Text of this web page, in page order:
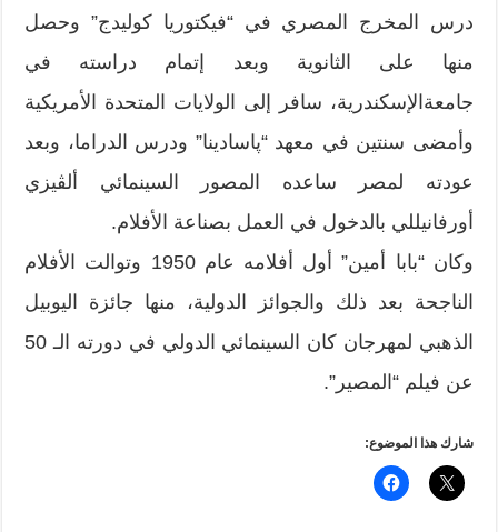
درس المخرج المصري في “فيكتوريا كوليدج” وحصل
منها على الثانوية وبعد إتمام دراسته في
جامعةالإسكندرية، سافر إلى الولايات المتحدة الأمريكية
وأمضى سنتين في معهد “پاسادينا” ودرس الدراما، وبعد
عودته لمصر ساعده المصور السينمائي ألڤيزي
أورفانيللي بالدخول في العمل بصناعة الأفلام.
وكان “بابا أمين” أول أفلامه عام 1950 وتوالت الأفلام
الناجحة بعد ذلك والجوائز الدولية، منها جائزة اليوبيل
الذهبي لمهرجان كان السينمائي الدولي في دورته الـ 50
عن فيلم “المصير”.
شارك هذا الموضوع: